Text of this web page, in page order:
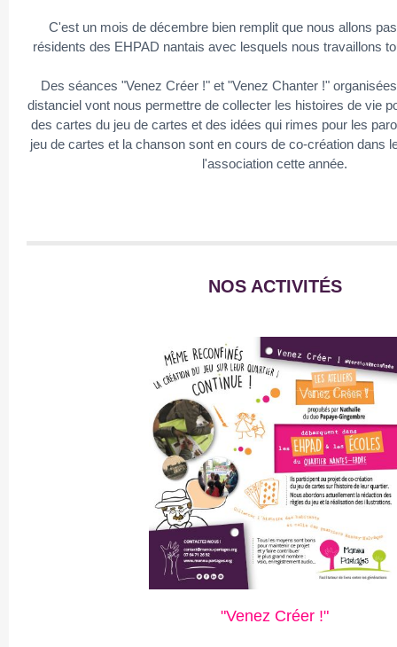
C'est un mois de décembre bien remplit que nous allons
résidents des EHPAD nantais avec lesquels nous travaillons
Des séances "Venez Créer !" et "Venez Chanter !"
distanciel vont nous permettre de collecter les histoires de vie
des cartes du jeu de cartes et des idées qui rimes pour les
jeu de cartes et la chanson sont en cours de co-création dans
l'association cette année.
NOS ACTIVITÉS
"Venez Créer !"